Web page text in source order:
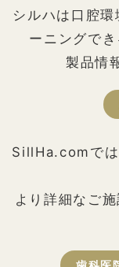
シルハは口腔
ーニングで
製品情
SillHa.comでは
より詳細なご